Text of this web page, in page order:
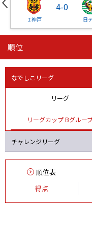
Ｉ神戸
4-0
日
順位
なでしこリーグ
リーグ
リーグカップ Bグルー
チャレンジリーグ
順位表
得点